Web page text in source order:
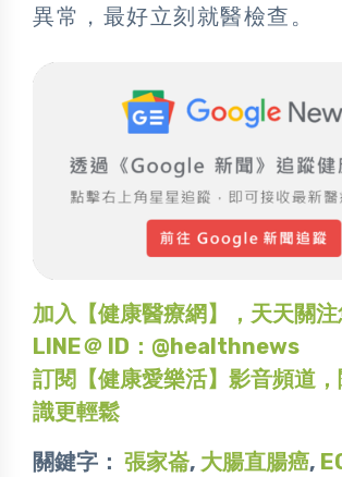
異常，最好立刻就醫檢查。
加入【健康醫療網】，天天關注
LINE＠ ID：@healthnews
訂閱【健康愛樂活】影音頻道
識更輕鬆
關鍵字： 張家崙, 大腸直腸癌,